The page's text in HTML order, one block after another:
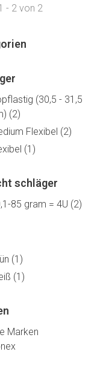
- 2 von 2
(30,5 - 31,5
(2)
Flexibel (2)
(1)
schläger
85 gram = 4U (2)
(1)
(1)
Marken